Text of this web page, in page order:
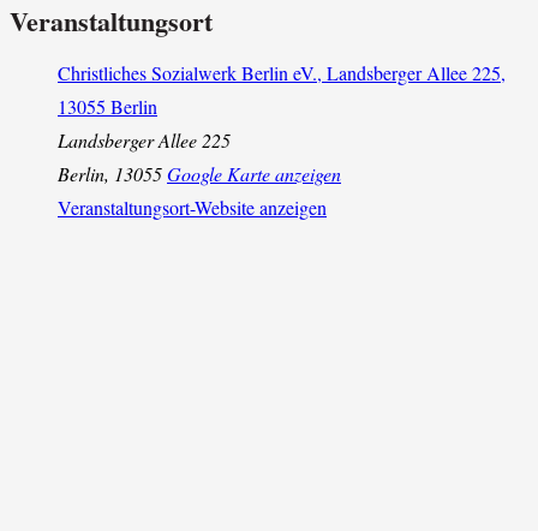
Veranstaltungsort
Christliches Sozialwerk Berlin eV., Landsberger Allee 225,
13055 Berlin
Landsberger Allee 225
Berlin, 13055Google Karte anzeigen
Veranstaltungsort-Website anzeigen